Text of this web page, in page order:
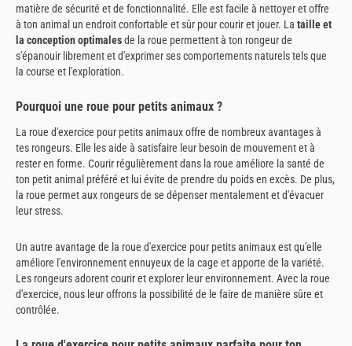
matière de sécurité et de fonctionnalité. Elle est facile à nettoyer et offre
à ton animal un endroit confortable et sûr pour courir et jouer. La taille et
la conception optimalesde la roue permettent à ton rongeur de
s'épanouir librement et d'exprimer ses comportements naturels tels que
la course et l'exploration.
Pourquoi une roue pour petits animaux ?
La roue d'exercice pour petits animaux offre de nombreux avantages à
tes rongeurs. Elle les aide à satisfaire leur besoin de mouvement et à
rester en forme. Courir régulièrement dans la roue améliore la santé de
ton petit animal préféré et lui évite de prendre du poids en excès. De plus,
la roue permet aux rongeurs de se dépenser mentalement et d'évacuer
leur stress.
Un autre avantage de la roue d'exercice pour petits animaux est qu'elle
améliore l'environnement ennuyeux de la cage et apporte de la variété.
Les rongeurs adorent courir et explorer leur environnement. Avec la roue
d'exercice, nous leur offrons la possibilité de le faire de manière sûre et
contrôlée.